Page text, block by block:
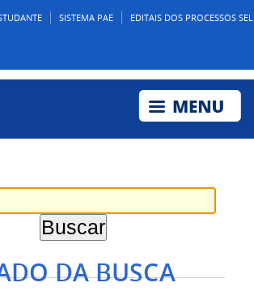
SISTEMA PAE EDITAIS DOS PROCESSOS
DA BUSCA